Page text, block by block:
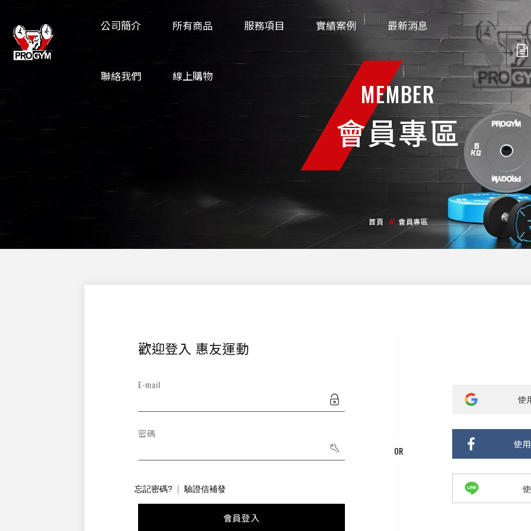
公司簡介 所有商品 服務項目 實績案例 最新消息
聯絡我們 線上購物
MEMBER
會員專區
首頁 會員專區
歡迎登入 惠友運動
E-mail
密碼
忘記密碼? 驗證信補發
會員登入
使
使